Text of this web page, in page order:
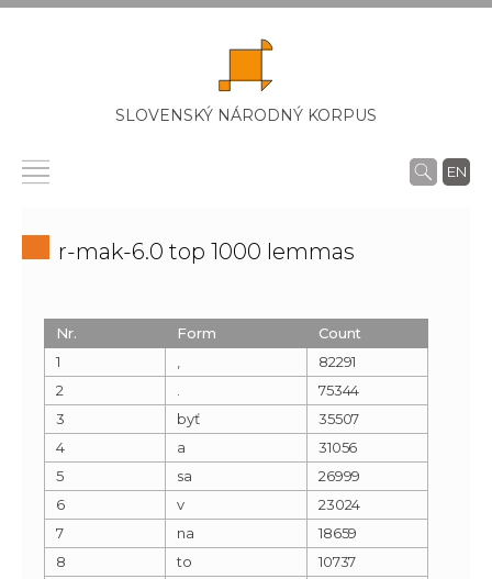
SLOVENSKÝ NÁRODNÝ KORPUS
EN
r-mak-6.0 top 1000 lemmas
Nr. Form
Count
1
82291
2
75344
3
byť
35507
4
a
31056
5
sa
26999
6
v
23024
7
na
18659
8
to
10737